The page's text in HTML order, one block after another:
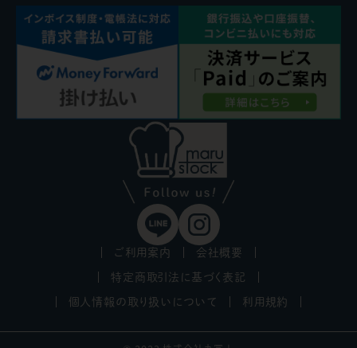
ご利用案内 会社概要
特定商取引法に基づく表記
個人情報の取り扱いについて 利用規約